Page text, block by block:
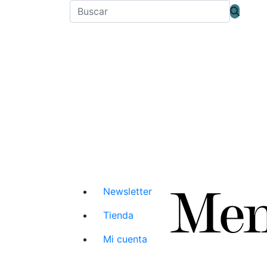
Newsletter
Tienda
Mi cuenta